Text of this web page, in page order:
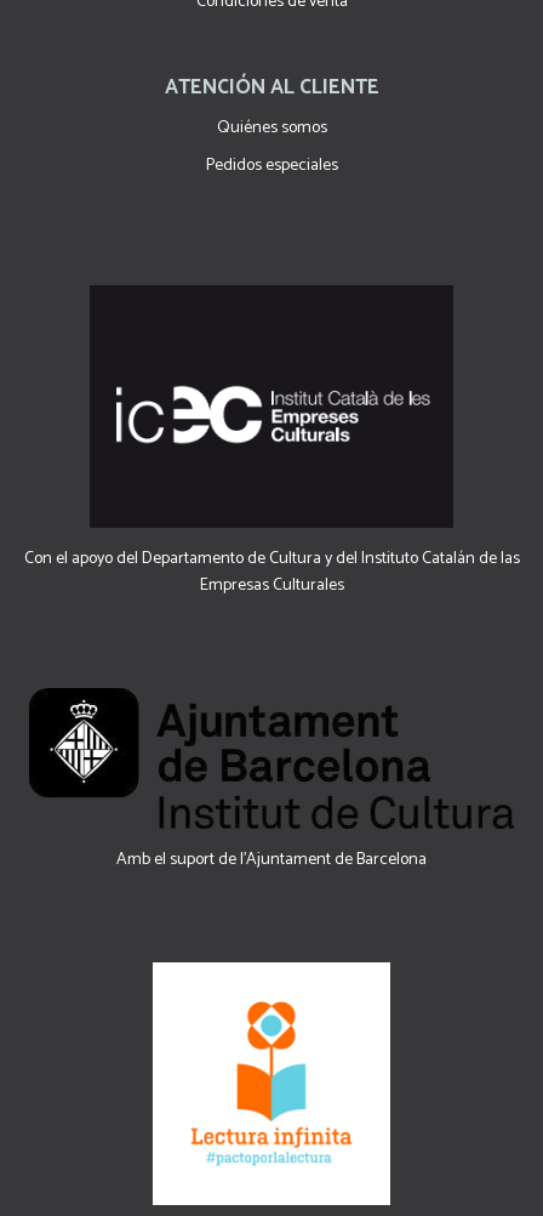
ATENCIÓN AL CLIENTE
Quiénes somos
Pedidos especiales
Con el apoyo del Departamento de Cultura y del Instituto Catalán de las
Empresas Culturales
Amb el suport de l’Ajuntament de Barcelona